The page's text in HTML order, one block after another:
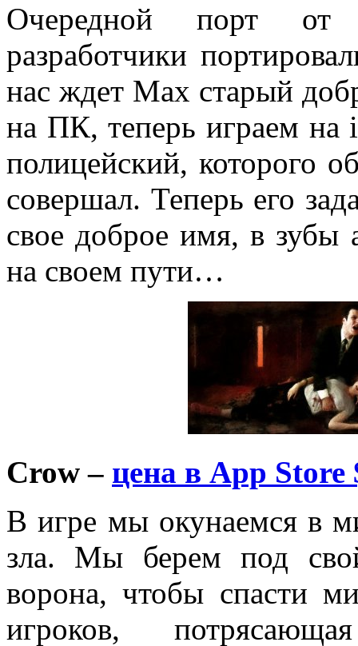
Очередной порт от
разработчики
нас ждет Max старый
на ПК, теперь играем на
полицейский, которого
совершал. Теперь его
свое доброе имя, в зубы
на своем пути…
Crow – цена в App Store
В игре мы окунаемся в
зла. Мы берем под
ворона, чтобы спасти
игроков,